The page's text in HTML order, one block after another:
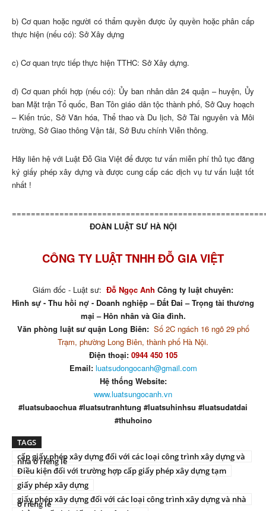
b) Cơ quan hoặc người có thẩm quyền được ủy quyền hoặc phân cấp
thực hiện (nếu có): Sở Xây dựng
c) Cơ quan trực tiếp thực hiện TTHC: Sở Xây dựng.
d) Cơ quan phối hợp (nếu có): Ủy ban nhân dân 24 quận – huyện, Ủy
ban Mặt trận Tổ quốc, Ban Tôn giáo dân tộc thành phố, Sở Quy hoạch
– Kiến trúc, Sở Văn hóa, Thể thao và Du lịch, Sở Tài nguyên và Môi
trường, Sở Giao thông Vận tải, Sở Bưu chính Viễn thông.
Hãy liên hệ với Luật Đỗ Gia Việt để được tư vấn miễn phí thủ tục đăng
ký giấy phép xây dựng và được cung cấp các dịch vụ tư vấn luật tốt
nhất !
ĐOÀN LUẬT SƯ HÀ NỘI
CÔNG TY LUẬT TNHH ĐỖ GIA VIỆT
Giám đốc - Luật sư: Đỗ Ngọc Anh Công ty luật chuyên:
Hình sự - Thu hồi nợ - Doanh nghiệp – Đất Đai – Trọng tài thương
mại – Hôn nhân và Gia đình.
Văn phòng luật sư quận Long Biên: Số 2C ngách 16 ngõ 29 phố
Trạm, phường Long Biên, thành phố Hà Nội.
Điện thoại: 0944 450 105
Email: luatsudongocanh@gmail.com
Hệ thống Website:
www.luatsungocanh.vn
#luatsubaochua #luatsutranhtung #luatsuhinhsu #luatsudatdai
#thuhoino
TAGS
cấp giấy phép xây dựng đối với các loại công trình xây dựng và
nhà ở riêng lẻ
Điều kiện đối với trường hợp cấp giấy phép xây dựng tạm
giấy phép xây dựng
giấy phép xây dựng đối với các loại công trình xây dựng và nhà
ở riêng lẻ